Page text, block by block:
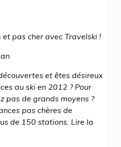
et pas cher avec Travelski !
et êtes désireux
au ski en 2012 ? Pour
pas de grands moyens ?
pas chères de
de 150 stations. Lire la